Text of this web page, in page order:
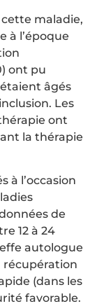
maladie,
à l’époque
ont pu
âgés
Les
ont
la thérapie
à l’occasion
de
12 à 24
autologue
récupération
(dans les
favorable.